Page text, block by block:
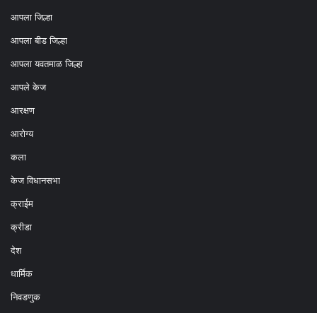
आपला जिल्हा
आपला बीड जिल्हा
आपला यवतमाळ जिल्हा
आपले केज
आरक्षण
आरोग्य
कला
केज विधानसभा
क्राईम
क्रीडा
देश
धार्मिक
निवडणुक